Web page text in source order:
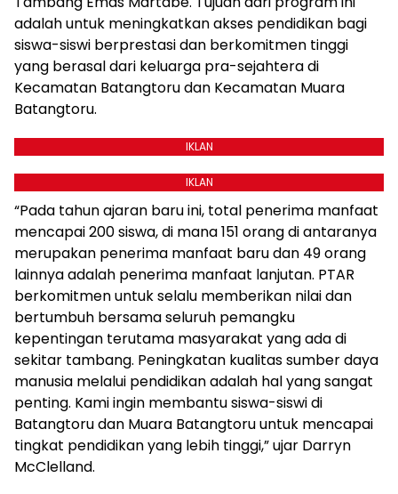
adalah untuk meningkatkan akses pendidikan bagi
siswa-siswi berprestasi dan berkomitmen tinggi
yang berasal dari keluarga pra-sejahtera di
Kecamatan Batangtoru dan Kecamatan Muara
Batangtoru.
IKLAN
IKLAN
“Pada tahun ajaran baru ini, total penerima manfaat
mencapai 200 siswa, di mana 151 orang di antaranya
merupakan penerima manfaat baru dan 49 orang
lainnya adalah penerima manfaat lanjutan. PTAR
berkomitmen untuk selalu memberikan nilai dan
bertumbuh bersama seluruh pemangku
kepentingan terutama masyarakat yang ada di
sekitar tambang. Peningkatan kualitas sumber daya
manusia melalui pendidikan adalah hal yang sangat
penting. Kami ingin membantu siswa-siswi di
Batangtoru dan Muara Batangtoru untuk mencapai
tingkat pendidikan yang lebih tinggi,” ujar Darryn
McClelland.